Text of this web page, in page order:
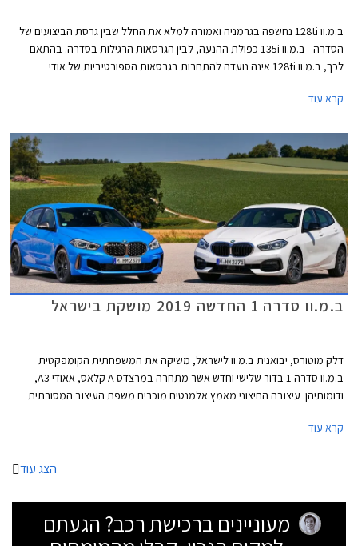
ב.מ.וו 128ti נחשפה בגרמניה ואמורה למלא את החלל שבין גרסת הביצועים של
הסדרה - ב.מ.וו 135i כפולת ההנעה, לבין הגרסאות הרגילות בסדרה. בהתאם
לכך, ב.מ.וו 128ti אינה נועדה להתחרות בגרסאות הספורטיביות של אודי
קופרה לאון.
קרא עוד
ב.מ.וו סדרה 1 החדשה 2019 מושקת בישראל
דלק מוטורס, יבואנית ב.מ.וו לישראל, משיקה את המשפחתית הקומפקטית
ב.מ.וו סדרה 1 בדור שלישי וחדש אשר מתחרה במרצדס A קלאס, אאודי A3,
ודומותיהן. עיצובה החיצוני מאמץ אלמנטים מוכרים משפת העיצוב המסורתית
יציב ורחב..
קרא עוד
הצג עוד
מעוניינים ברכישת רכב? הגעתם